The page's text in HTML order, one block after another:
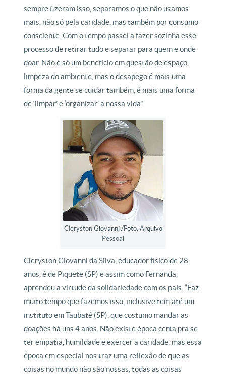
sempre fizeram isso, separamos o que não usamos
mais, não só pela caridade, mas também por consumo
consciente. Com o tempo passei a fazer sozinha esse
processo de retirar tudo e separar para quem e onde
doar. Não é só um benefício em questão de espaço,
limpeza do ambiente, mas o desapego é mais uma
forma da gente se cuidar também, é mais uma forma
de ‘limpar’ e ‘organizar’ a nossa vida”.
Cleryston Giovanni /Foto: Arquivo
Pessoal
Cleryston Giovanni da Silva, educador físico de 28
anos, é de Piquete (SP) e assim como Fernanda,
aprendeu a virtude da solidariedade com os pais. “Faz
muito tempo que fazemos isso, inclusive tem até um
instituto em Taubaté (SP), que costumo mandar as
doações há uns 4 anos. Não existe época certa pra se
ter empatia, humildade e exercer a caridade, mas essa
época em especial nos traz uma reflexão de que as
coisas no mundo não são nossas, todas as coisas